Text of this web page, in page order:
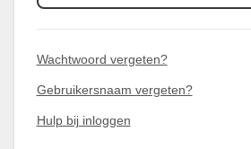
Wachtwoord vergeten?
Gebruikersnaam vergeten?
Hulp bij inloggen